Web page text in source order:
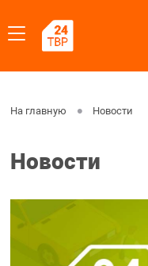
На главную Новости
Новости